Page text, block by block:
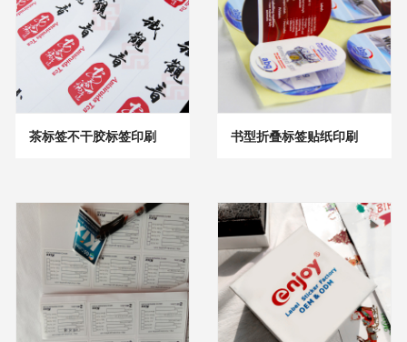
茶标签不干胶标签印刷 书型折叠标签贴纸印刷